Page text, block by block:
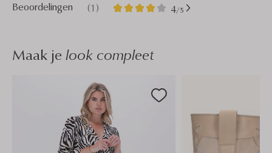
Beoordelingen (1) 4/5
1
4
Maak je look compleet